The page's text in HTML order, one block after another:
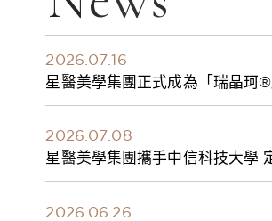
2026.07.16
星醫美學集團正式成為「瑞晶珂®
入劑」台灣獨家總代理
2026.07.08
星醫美學集團攜手中信科技大學
學人才新標準 建構健康美學產學
2026.06.26